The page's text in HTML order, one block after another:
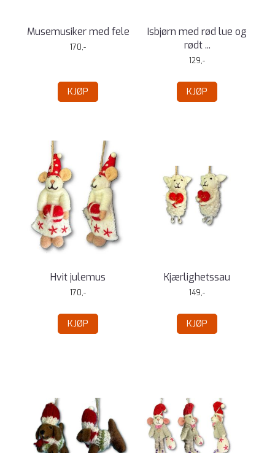
Musemusiker med fele
170,-
KJØP
Isbjørn med rød lue og
rødt ...
129,-
KJØP
Hvit julemus
170,-
KJØP
Kjærlighetssau
149,-
KJØP